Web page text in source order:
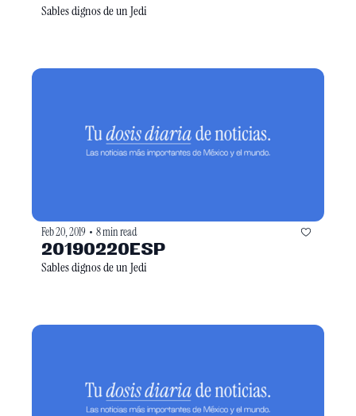
Sables dignos de un Jedi
Feb 20, 2019 • 8 min read
20190220ESP
Sables dignos de un Jedi